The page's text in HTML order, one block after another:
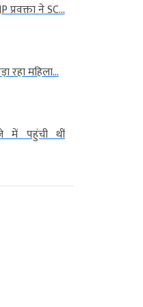
प्रवक्ता ने SC...
महिला...
में पहुंची थीं